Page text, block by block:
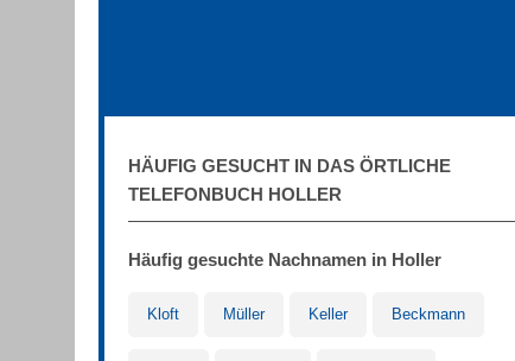
HÄUFIG GESUCHT IN DAS ÖRTLICHE
TELEFONBUCH HOLLER
Häufig gesuchte Nachnamen in Holler
Kloft Müller Keller Beckmann